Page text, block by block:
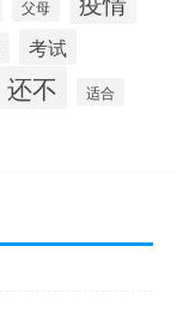
父母
考试
还不 适合